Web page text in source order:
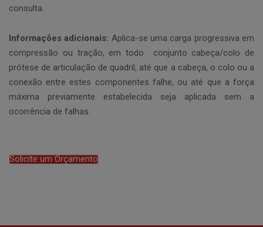
consulta.
Informações adicionais: Aplica-se uma carga progressiva em
compressão ou tração, em todo conjunto cabeça/colo de
prótese de articulação de quadril, até que a cabeça, o colo ou a
conexão entre estes componentes falhe, ou até que a força
máxima previamente estabelecida seja aplicada sem a
ocorrência de falhas.
Solicite um Orçamento